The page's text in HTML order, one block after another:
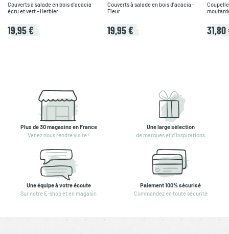
Couverts à salade en bois d'acacia
écru et vert - Herbier
19,95 €
Couverts à salade en bois d'acacia -
Fleur
19,95 € 31,80
Plus de 30 magasins en France
Venez nous rendre visite !
Une large sélection
de marques et d'inspirations
Une équipe à votre écoute
Sur notre E-shop et en magasin
Paiement 100% sécurisé
Commandez en toute sécurité